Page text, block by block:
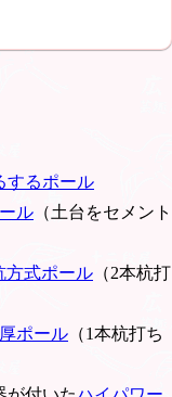
するポール
ル （土台をセメント
方式ポール （2本杭打
ポール （1本杭打ち